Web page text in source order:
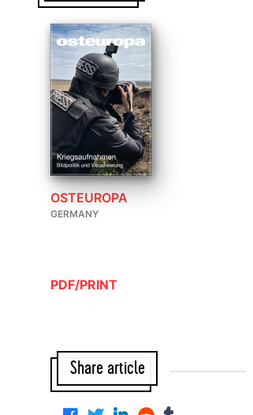
OSTEUROPA
GERMANY
PDF/PRINT
Share article